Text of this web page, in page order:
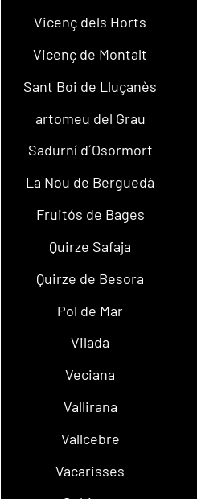
Vicenç dels Horts
Vicenç de Montalt
Sant Boi de Lluçanès
artomeu del Grau
Sadurní d´Osormort
La Nou de Berguedà
Fruitós de Bages
Quirze Safaja
Quirze de Besora
Pol de Mar
Vilada
Veciana
Vallirana
Vallcebre
Vacarisses